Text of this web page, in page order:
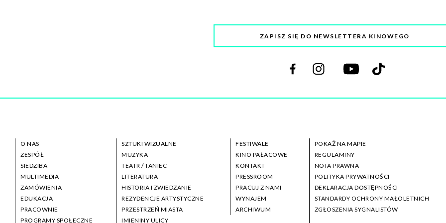
ZAPISZ SIĘ DO NEWSLETTERA KINOWEGO
Odwiedź
nas
Odwiedź
nas
Odwiedź
nas
Odwiedź
nas
O NAS
ZESPÓŁ
SIEDZIBA
MULTIMEDIA
ZAMÓWIENIA
EDUKACJA
PRACOWNIE
PROGRAMY SPOŁECZNE
SZTUKI WIZUALNE
MUZYKA
TEATR / TANIEC
LITERATURA
HISTORIA I ZWIEDZANIE
REZYDENCJE ARTYSTYCZNE
PRZESTRZEŃ MIASTA
IMIENINY ULICY
FESTIWALE
KINO PAŁACOWE
KONTAKT
PRESSROOM
PRACUJ Z NAMI
WYNAJEM
ARCHIWUM
POKAŻ NA MAPIE
REGULAMINY
NOTA PRAWNA
POLITYKA PRYWATNOŚCI
DEKLARACJA DOSTĘPNOŚCI
STANDARDY OCHRONY MAŁOLETNICH
ZGŁOSZENIA SYGNALISTÓW